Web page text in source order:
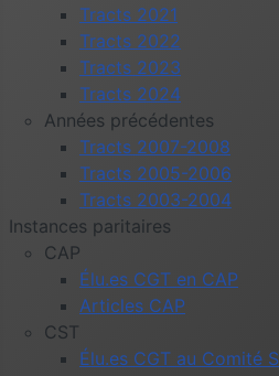
Tracts 2021
Tracts 2022
Tracts 2023
Tracts 2024
Années précédentes
Tracts 2007-2008
Tracts 2005-2006
Tracts 2003-2004
Instances paritaires
CAP
Élu.es CGT en CAP
Articles CAP
CST
Élu.es CGT au Comité